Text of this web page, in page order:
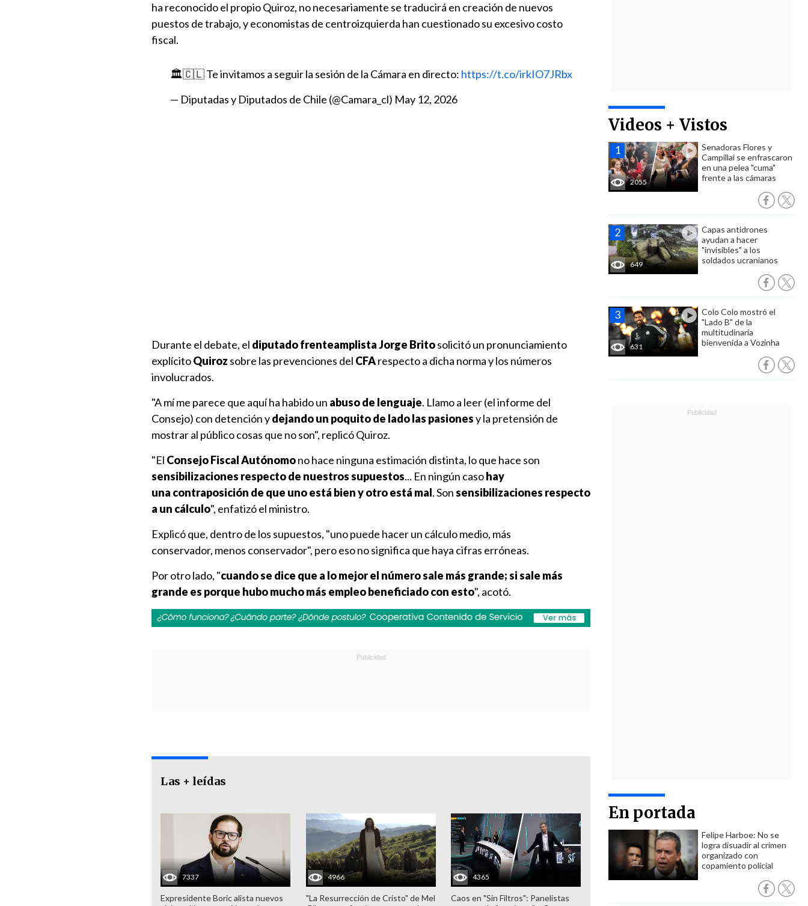
Videos + Vistos
2055
Senadoras Flores y
Campillai se enfrascaron
en una pelea "cuma"
frente a las cámaras
649
Capas antidrones
ayudan a hacer
"invisibles" a los
soldados ucranianos
631
Colo Colo mostró el
"Lado B" de la
multitudinaria
bienvenida a Vozinha
En portada
Felipe Harboe: No se
logra disuadir al crimen
organizado con
copamiento policial
ha reconocido el propio Quiroz, no necesariamente se traducirá en creación de nuevos
puestos de trabajo, y economistas de centroizquierda han cuestionado su excesivo costo
fiscal.
🏛️🇨🇱 Te invitamos a seguir la sesión de la Cámara en directo: https://t.co/irkIO7JRbx
— Diputadas y Diputados de Chile (@Camara_cl) May 12, 2026
Durante el debate, el diputado frenteamplista Jorge Britosolicitó un pronunciamiento
explícitoQuiroz sobre las prevenciones del CFArespecto a dicha norma y los números
involucrados.
"A mí me parece que aquí ha habido un abuso de lenguaje. Llamo a leer (el informe del
Consejo) con detención ydejando un poquito de ladolas pasionesy la pretensión de
mostrar al público cosas que no son", replicó Quiroz.
"El Consejo Fiscal Autónomono hace ninguna estimación distinta, lo que hace son
sensibilizaciones respecto de nuestros supuestos... En ningún casohay
una contraposición de que uno está bien y otro está mal. Sonsensibilizaciones respecto
a un cálculo", enfatizó el ministro.
Explicó que, dentro de los supuestos, "uno puede hacer un cálculo medio, más
conservador, menos conservador", pero eso no significa que haya cifras erróneas.
Por otro lado, "cuando se dice que a lo mejor el número sale más grande; si sale más
grande es porque hubo mucho más empleo beneficiado con esto", acotó.
Las + leídas
7337
Expresidente Boric alista nuevos
4966
"La Resurrección de Cristo" de Mel
4365
Caos en "Sin Filtros": Panelistas